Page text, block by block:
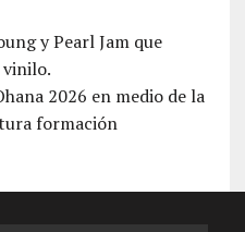
y Pearl Jam que
vinilo.
2026 en medio de la
formación